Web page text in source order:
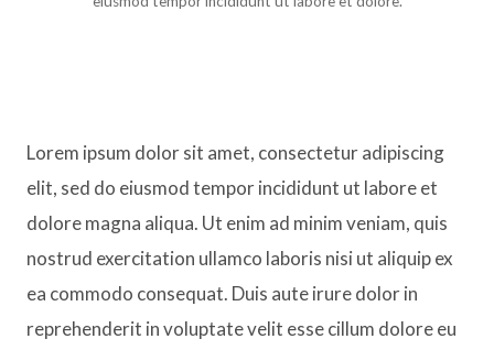
Lorem ipsum dolor sit amet, consectetur adipiscing
elit, sed do eiusmod tempor incididunt ut labore et
dolore magna aliqua. Ut enim ad minim veniam, quis
nostrud exercitation ullamco laboris nisi ut aliquip ex
ea commodo consequat. Duis aute irure dolor in
reprehenderit in voluptate velit esse cillum dolore eu